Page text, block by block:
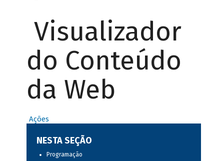
Visualizador
do Conteúdo
da Web
Ações
NESTA SEÇÃO
Programação